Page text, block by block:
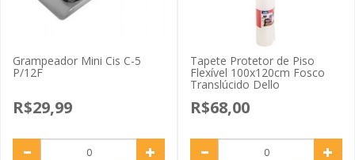
Grampeador Mini Cis C-5
P/12F
R$29,99
Tapete Protetor de Piso
Flexível 100x120cm Fosco
Translúcido Dello
R$68,00